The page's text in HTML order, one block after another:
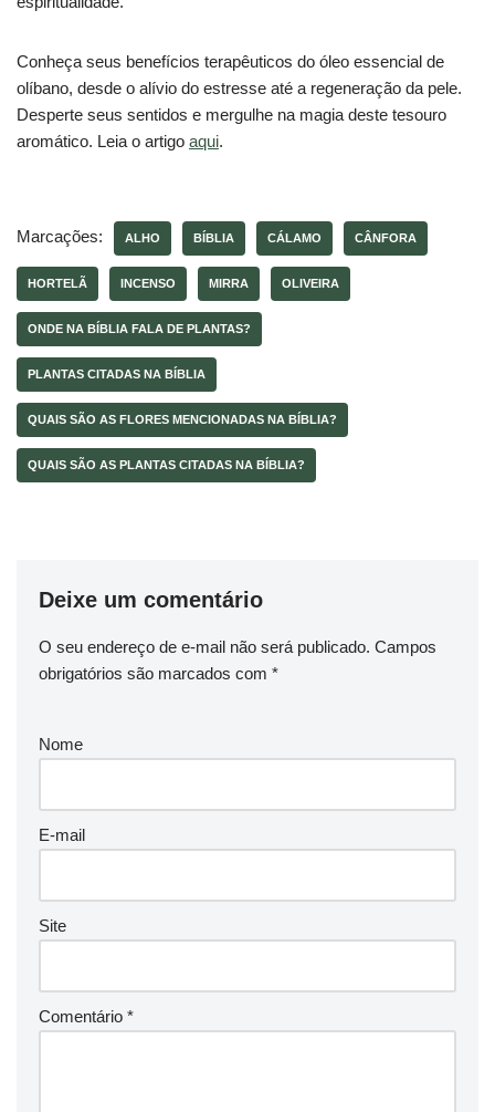
Conheça seus benefícios terapêuticos do óleo essencial de
olíbano, desde o alívio do estresse até a regeneração da pele.
Desperte seus sentidos e mergulhe na magia deste tesouro
aromático. Leia o artigo aqui.
Marcações: ALHO BÍBLIA CÁLAMO CÂNFORA
HORTELÃ INCENSO MIRRA OLIVEIRA
ONDE NA BÍBLIA FALA DE PLANTAS?
PLANTAS CITADAS NA BÍBLIA
QUAIS SÃO AS FLORES MENCIONADAS NA BÍBLIA?
QUAIS SÃO AS PLANTAS CITADAS NA BÍBLIA?
Deixe um comentário
O seu endereço de e-mail não será publicado. Campos
obrigatórios são marcados com *
Nome
E-mail
Site
Comentário *